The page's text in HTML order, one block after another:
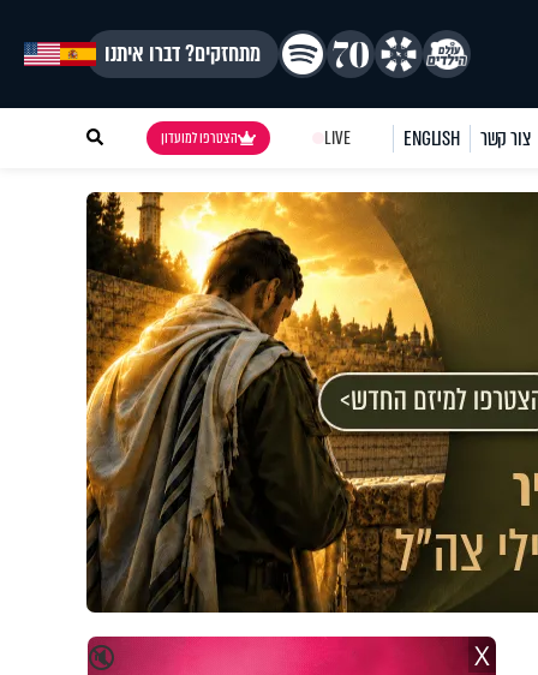
מתחזקים? דברו איתנו
צור קשר ENGLISH
LIVE הצטרפו למועדון
🔇 X